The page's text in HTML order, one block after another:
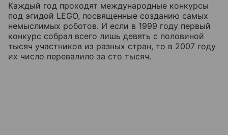
Каждый год проходят международные конкурсы
под эгидой LEGO, посвященные созданию самых
немыслимых роботов. И если в 1999 году первый
конкурс собрал всего лишь девять с половиной
тысяч участников из разных стран, то в 2007 году
их число перевалило за сто тысяч.